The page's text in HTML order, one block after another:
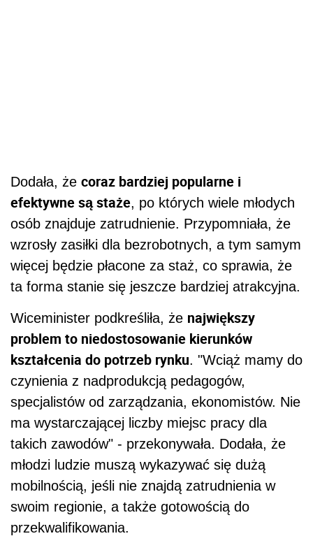
Dodała, że coraz bardziej popularne i
efektywne są staże, po których wiele młodych
osób znajduje zatrudnienie. Przypomniała, że
wzrosły zasiłki dla bezrobotnych, a tym samym
więcej będzie płacone za staż, co sprawia, że
ta forma stanie się jeszcze bardziej atrakcyjna.
Wiceminister podkreśliła, że największy
problem to niedostosowanie kierunków
kształcenia do potrzeb rynku. "Wciąż mamy do
czynienia z nadprodukcją pedagogów,
specjalistów od zarządzania, ekonomistów. Nie
ma wystarczającej liczby miejsc pracy dla
takich zawodów" - przekonywała. Dodała, że
młodzi ludzie muszą wykazywać się dużą
mobilnością, jeśli nie znajdą zatrudnienia w
swoim regionie, a także gotowością do
przekwalifikowania.